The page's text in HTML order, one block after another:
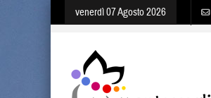
venerdì 07 Agosto 2026